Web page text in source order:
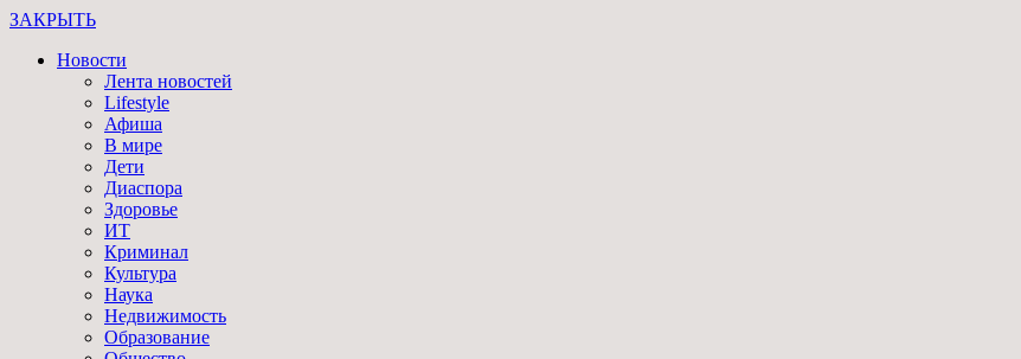
ЗАКРЫТЬ
Новости
Лента новостей
Lifestyle
Афиша
В мире
Дети
Диаспора
Здоровье
ИТ
Криминал
Культура
Наука
Недвижимость
Образование